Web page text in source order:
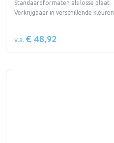
Standaardformaten als losse plaat
Verkrijgbaar in verschillende kleuren
v.a. € 48,92